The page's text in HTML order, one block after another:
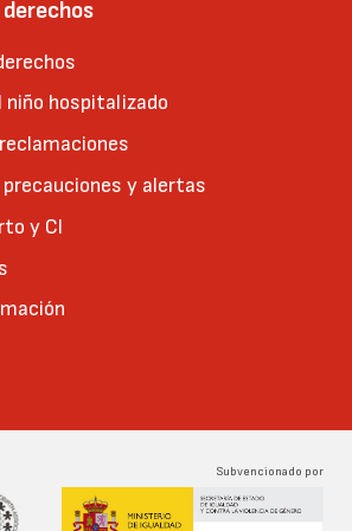
niño hospitalizado
y alertas
y CI
Subvencionado por